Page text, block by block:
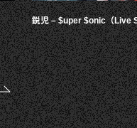
鋭児 – $uper $onic（Live